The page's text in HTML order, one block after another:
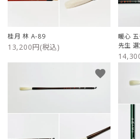
桂月 林 A-89
13,200円(税込)
暖心
先生
favorite